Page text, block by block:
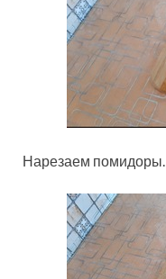
Нарезаем помидоры.